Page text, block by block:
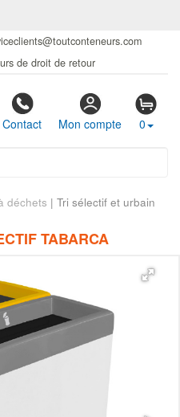
de droit de retour
Contact Mon compte 0
déchets | Tri sélectif et urbain
TABARCA